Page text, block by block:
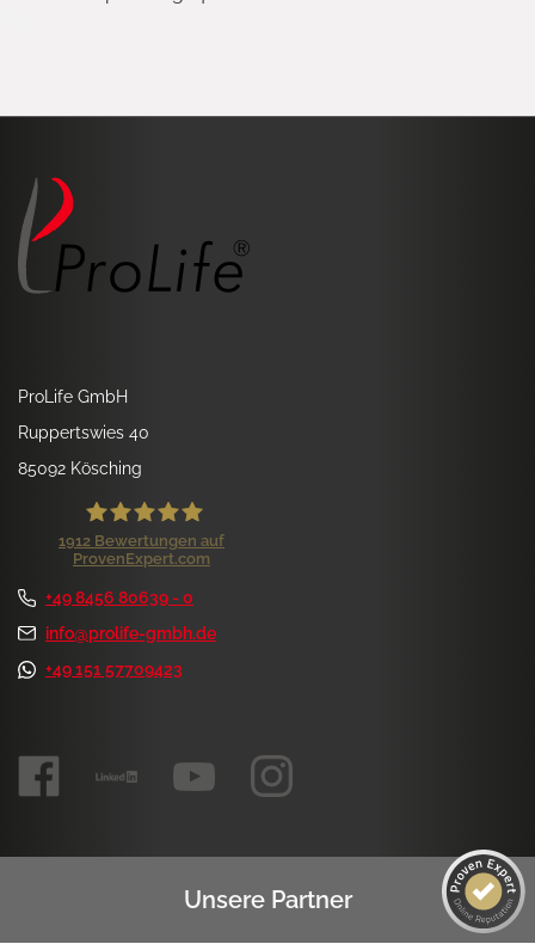
ProLife GmbH
Ruppertswies 40
85092 Kösching
1912 Bewertungen auf
ProvenExpert.com
+49 8456 80639 - 0
info@prolife-gmbh.de
+49 151 57709423
Unsere Partner
SEHR GUT
1k+ Kundenbewertungen
Authentizität
740
Blick aufs ProvenExpert-Profil werfen
6.8.2026